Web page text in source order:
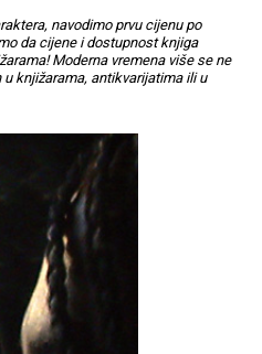
navodimo prvu cijenu po
da cijene i dostupnost knjiga
Moderna vremena više se ne
knjižarama, antikvarijatima ili u